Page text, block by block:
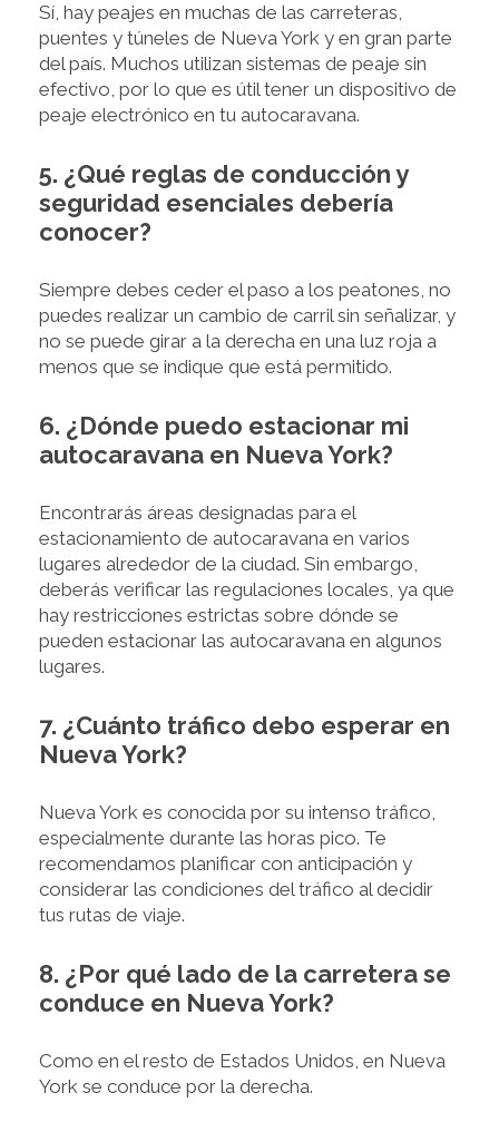
Sí, hay peajes en muchas de las carreteras,
puentes y túneles de Nueva York y en gran parte
del país. Muchos utilizan sistemas de peaje sin
efectivo, por lo que es útil tener un dispositivo de
peaje electrónico en tu autocaravana.
5. ¿Qué reglas de conducción y
seguridad esenciales debería
conocer?
Siempre debes ceder el paso a los peatones, no
puedes realizar un cambio de carril sin señalizar, y
no se puede girar a la derecha en una luz roja a
menos que se indique que está permitido.
6. ¿Dónde puedo estacionar mi
autocaravana en Nueva York?
Encontrarás áreas designadas para el
estacionamiento de autocaravana en varios
lugares alrededor de la ciudad. Sin embargo,
deberás verificar las regulaciones locales, ya que
hay restricciones estrictas sobre dónde se
pueden estacionar las autocaravana en algunos
lugares.
7. ¿Cuánto tráfico debo esperar en
Nueva York?
Nueva York es conocida por su intenso tráfico,
especialmente durante las horas pico. Te
recomendamos planificar con anticipación y
considerar las condiciones del tráfico al decidir
tus rutas de viaje.
8. ¿Por qué lado de la carretera se
conduce en Nueva York?
Como en el resto de Estados Unidos, en Nueva
York se conduce por la derecha.